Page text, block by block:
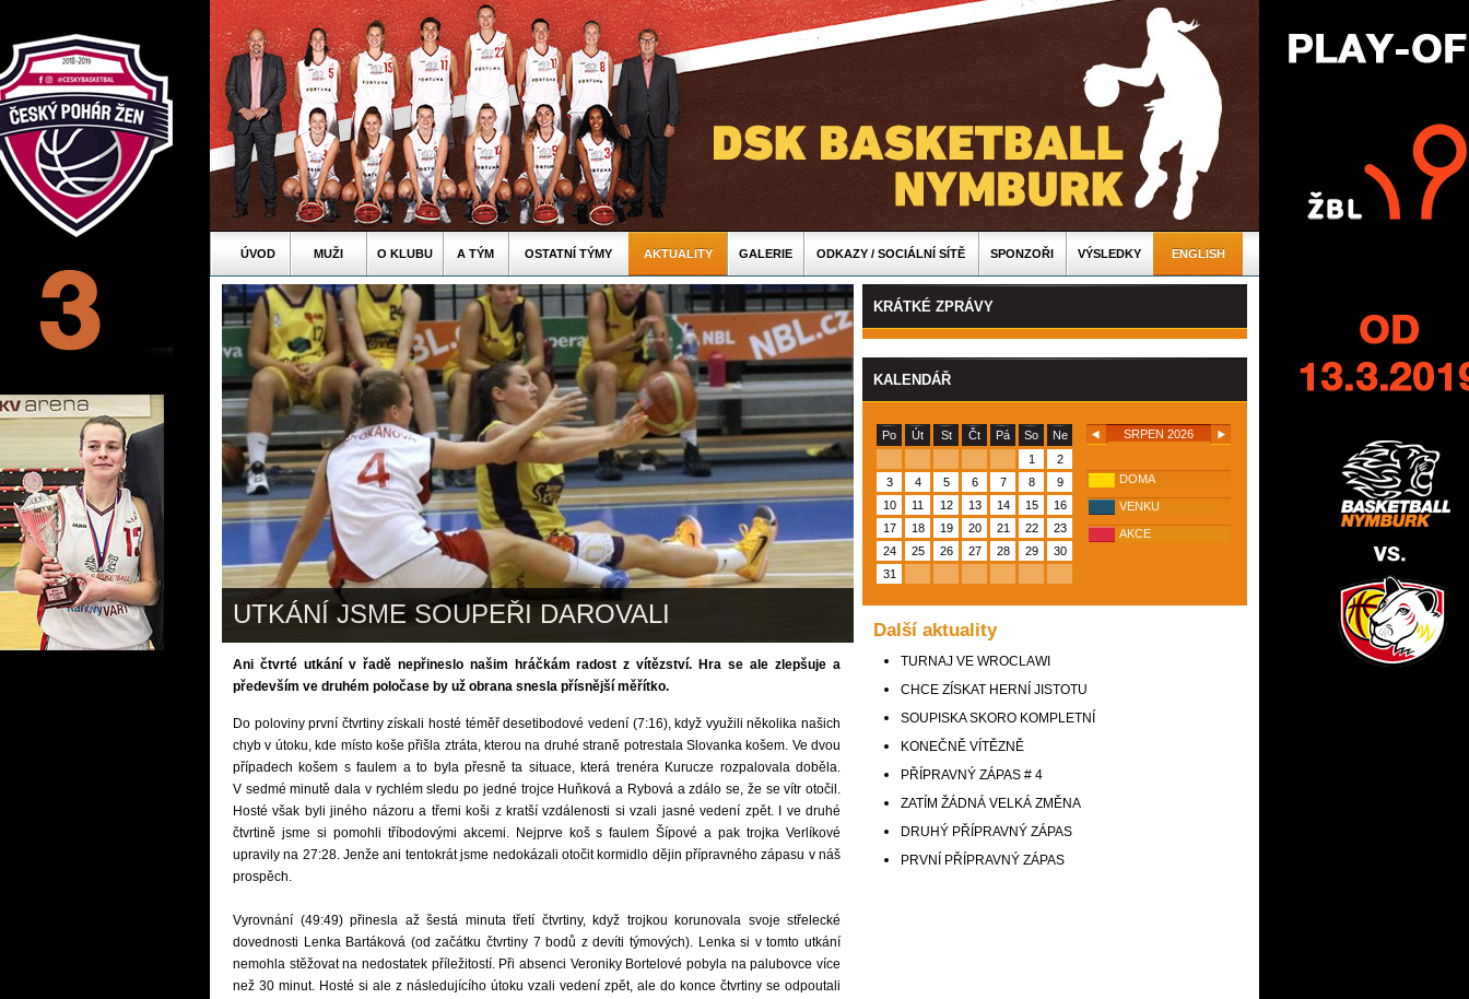
ÚVOD MUŽI O KLUBU A TÝM OSTATNÍ TÝMY AKTUALITY GALERIE ODKAZY / SOCIÁLNÍ SÍTĚ SPONZOŘI VÝSLEDKY ENGLISH
UTKÁNÍ JSME SOUPEŘI DAROVALI
Ani čtvrté utkání v řadě nepřineslo našim hráčkám radost z vítězství. Hra se ale zlepšuje a
především ve druhém poločase by už obrana snesla přísnější měřítko.
Do poloviny první čtvrtiny získali hosté téměř desetibodové vedení (7:16), když využili několika našich
chyb v útoku, kde místo koše přišla ztráta, kterou na druhé straně potrestala Slovanka košem. Ve dvou
případech košem s faulem a to byla přesně ta situace, která trenéra Kurucze rozpalovala doběla.
V sedmé minutě dala v rychlém sledu po jedné trojce Huňková a Rybová a zdálo se, že se vítr otočil.
Hosté však byli jiného názoru a třemi koši z kratší vzdálenosti si vzali jasné vedení zpět. I ve druhé
čtvrtině jsme si pomohli tříbodovými akcemi. Nejprve koš s faulem Šípové a pak trojka Verlíkové
upravily na 27:28. Jenže ani tentokrát jsme nedokázali otočit kormidlo dějin přípravného zápasu v náš
prospěch.
Vyrovnání (49:49) přinesla až šestá minuta třetí čtvrtiny, když trojkou korunovala svoje střelecké
dovednosti Lenka Bartáková (od začátku čtvrtiny 7 bodů z devíti týmových). Lenka si v tomto utkání
nemohla stěžovat na nedostatek příležitostí. Při absenci Veroniky Bortelové pobyla na palubovce více
než 30 minut. Hosté si ale z následujícího útoku vzali vedení zpět, ale do konce čtvrtiny se odpoutali
KRÁTKÉ ZPRÁVY
KALENDÁŘ
SRPEN 2026
DOMA
VENKU
AKCE
Po Út St Čt Pá So
Ne
1
2
3
4 5 6 7 8
9
10
11 12 13 14 15
16
17
18 19 20 21 22
23
24
25 26 27 28 29
30
31
Další aktuality
TURNAJ VE WROCLAWI
CHCE ZÍSKAT HERNÍ JISTOTU
SOUPISKA SKORO KOMPLETNÍ
KONEČNĚ VÍTĚZNĚ
PŘÍPRAVNÝ ZÁPAS # 4
ZATÍM ŽÁDNÁ VELKÁ ZMĚNA
DRUHÝ PŘÍPRAVNÝ ZÁPAS
PRVNÍ PŘÍPRAVNÝ ZÁPAS